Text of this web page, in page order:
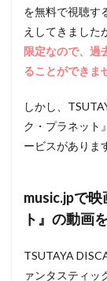
を無料で視聴す
えしてきました
限定なので、過
ることができま
しかし、
ク・プラネット
ービスがありま
music.jpで
ト』の動画
TSUTAYA
ァンタスティッ